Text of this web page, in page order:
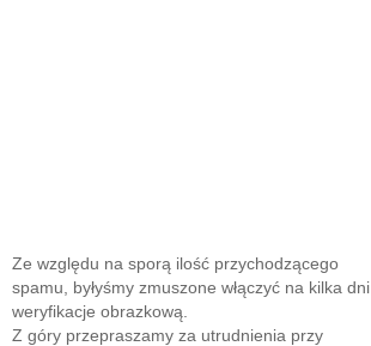
Ze względu na sporą ilość przychodzącego
spamu, byłyśmy zmuszone włączyć na kilka dni
weryfikacje obrazkową.
Z góry przepraszamy za utrudnienia przy